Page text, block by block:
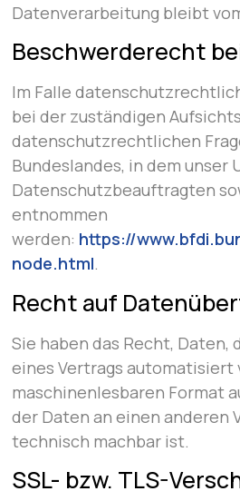
Datenverarbeitung bleibt
Beschwerderecht
Im Falle
bei der zuständigen
datenschutzrechtlichen
Bundeslandes, in dem
Datenschutzbeauftragten
entnommen
werden: https://
node.html.
Recht auf
Sie haben das Recht, Daten,
eines Vertrags automatisiert
maschinenlesbaren Format
der Daten an einen anderen
technisch machbar ist.
SSL- bzw. TLS-